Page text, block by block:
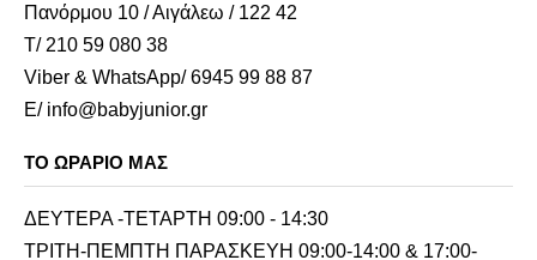
Πανόρμου 10 / Αιγάλεω / 122 42
Τ/ 210 59 080 38
Viber & WhatsApp/ 6945 99 88 87
E/ info@babyjunior.gr
ΤΟ ΩΡΆΡΙΟ ΜΑΣ
ΔΕΥΤΕΡΑ -ΤΕΤΑΡΤΗ 09:00 - 14:30
ΤΡΙΤΗ-ΠΕΜΠΤΗ ΠΑΡΑΣΚΕΥΗ 09:00-14:00 & 17:00-